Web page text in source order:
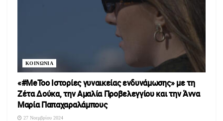
ΚΟΙΝΩΝΙΑ
«#MeToo Ιστορίες γυναικείας ενδυνάμωσης» με τη
Ζέτα Δούκα, την Αμαλία Προβελεγγίου και την Άννα
Μαρία Παπαχαραλάμπους
27 Νοεμβρίου 2024